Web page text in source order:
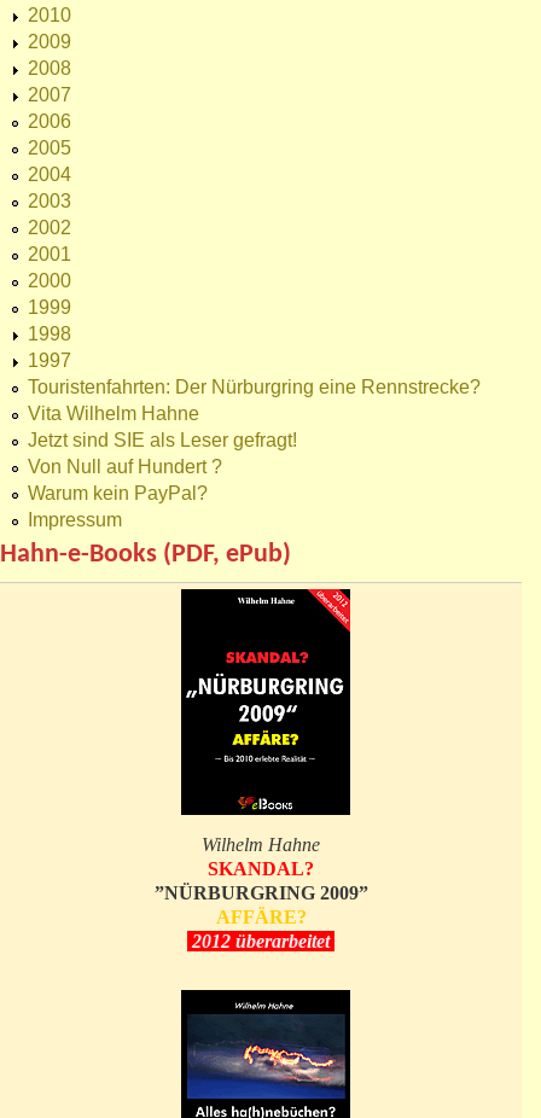
2010
2009
2008
2007
2006
2005
2004
2003
2002
2001
2000
1999
1998
1997
Touristenfahrten: Der Nürburgring eine Rennstrecke?
Vita Wilhelm Hahne
Jetzt sind SIE als Leser gefragt!
Von Null auf Hundert ?
Warum kein PayPal?
Impressum
Hahn-e-Books (PDF, ePub)
Wilhelm Hahne
SKANDAL?
”NÜRBURGRING 2009”
AFFÄRE?
2012 überarbeitet